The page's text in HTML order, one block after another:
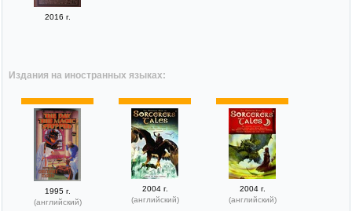
2016 г.
Издания на иностранных языках:
1995 г.
(английский)
2004 г.
(английский)
2004 г.
(английский)